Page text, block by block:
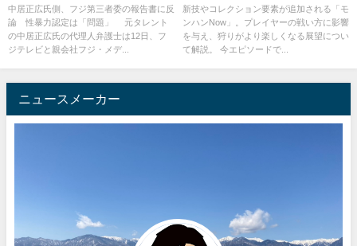
の実態は確認できず」では、何
をしたの？
中居正広氏側、フジ第三者委の報告書に反
論 性暴力認定は「問題」 元タレント
の中居正広氏の代理人弁護士は12日、フ
ジテレビと親会社フジ・メデ...
テータスが上がるらしい
新技やコレクション要素が追加される「モ
ンハンNow」。プレイヤーの戦い方に影響
を与え、狩りがより楽しくなる展望につい
て解説。 今エピソードで...
ニュースメーカー